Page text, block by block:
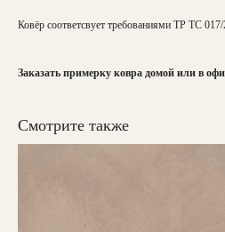
Ковёр соответсвует требованиями ТР ТС 017/
Заказать примерку ковра домой или в
Смотрите также